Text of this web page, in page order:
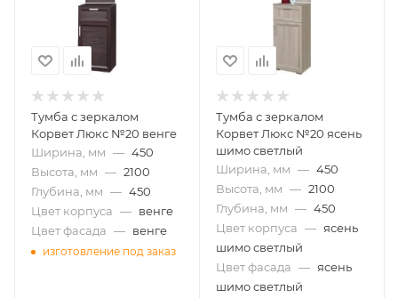
Тумба с зеркалом
Корвет Люкс №20 венге
Ширина, мм — 450
Высота, мм — 2100
Глубина, мм — 450
Цвет корпуса — венге
Цвет фасада — венге
изготовление под заказ
Тумба с зеркалом
Корвет Люкс №20 ясень
шимо светлый
Ширина, мм — 450
Высота, мм — 2100
Глубина, мм — 450
Цвет корпуса — ясень
шимо светлый
Цвет фасада — ясень
шимо светлый